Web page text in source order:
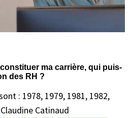
ma carrière, qui puis-
des RH ?
: 1978, 1979, 1981, 1982,
Catinaud